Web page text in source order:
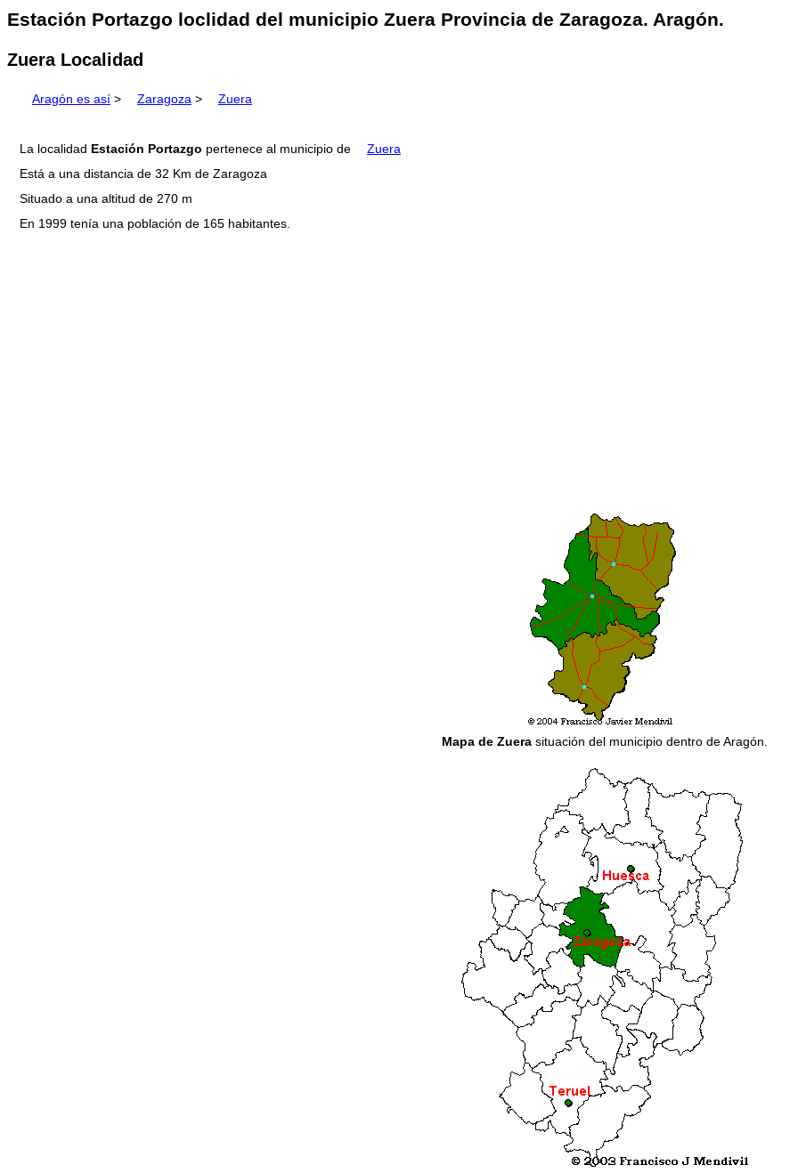
Estación Portazgo loclidad del municipio Zuera Provincia de Zaragoza. Aragón.
Zuera Localidad
Aragón es así > Zaragoza > Zuera
La localidad Estación Portazgo pertenece al municipio de
Zuera
Está a una distancia de 32 Km de Zaragoza
Situado a una altitud de 270 m
En 1999 tenía una población de 165 habitantes.
Mapa de Zuera situación del municipio dentro de Aragón.